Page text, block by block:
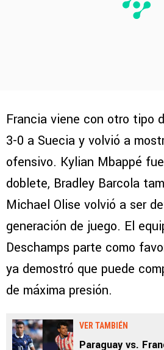
Francia viene con otro tipo
3-0 a Suecia y volvió a
ofensivo. Kylian Mbappé
doblete, Bradley Barcola
Michael Olise volvió a ser
generación de juego. El
Deschamps parte como
ya demostró que puede
de máxima presión.
VER TAMBIÉN
Paraguay vs.